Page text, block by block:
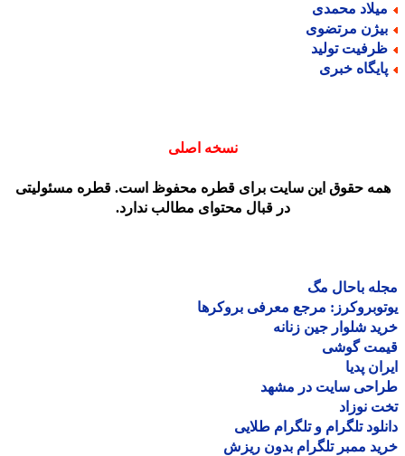
محمدی
مرتضوی
تولید
خبری
نسخه اصلی
حقوق این سایت برای قطره محفوظ است. قطره مسئولیتی
در قبال محتوای مطالب ندارد.
باحال مگ
مرجع معرفی بروکرها
شلوار جین زنانه
گوشی
پدیا
سایت در مشهد
نوزاد
تلگرام و تلگرام طلایی
ممبر تلگرام بدون ریزش